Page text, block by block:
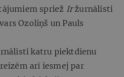
spriež Iržurnālisti
Ozoliņš un Pauls
katru piektdienu
arī iesmej par